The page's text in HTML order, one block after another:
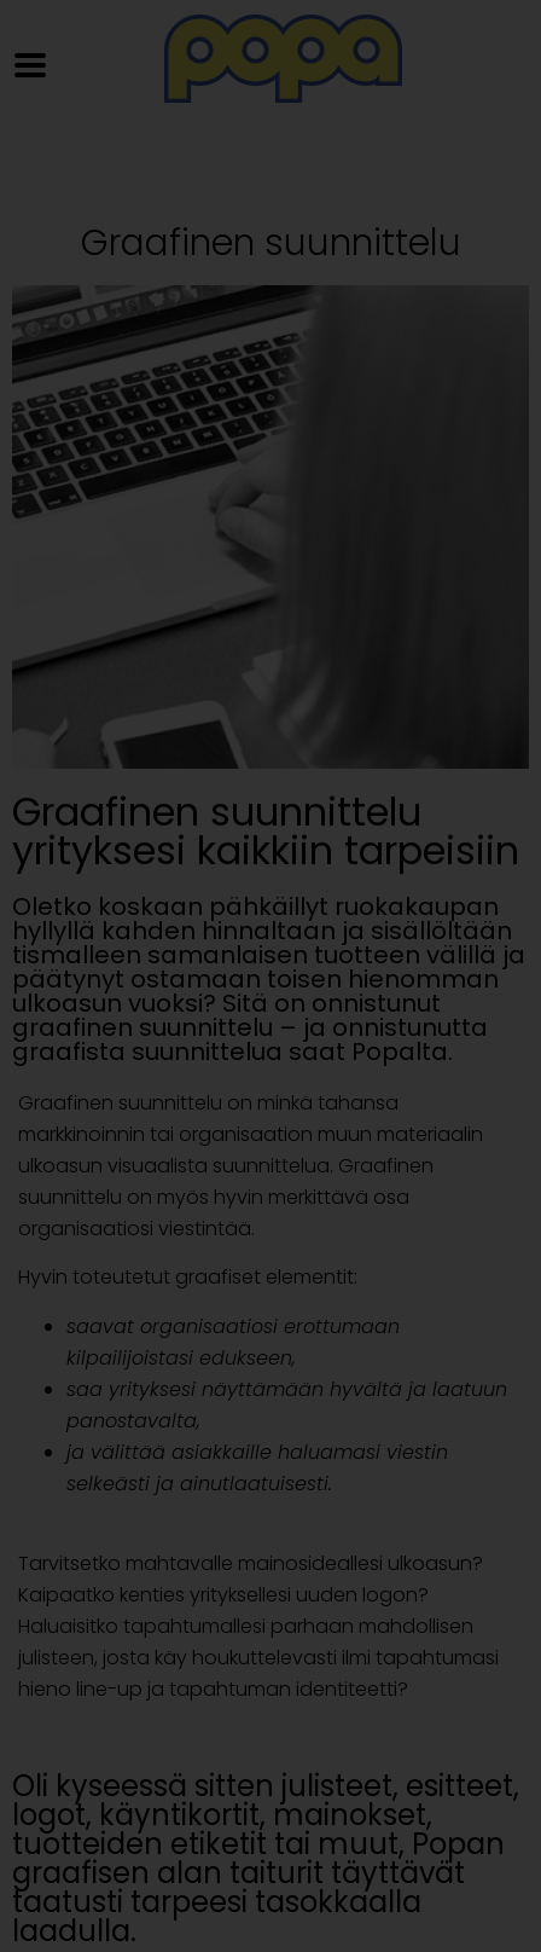
Graafinen suunnittelu
Graafinen suunnittelu
yrityksesi kaikkiin tarpeisiin
Oletko koskaan pähkäillyt ruokakaupan
hyllyllä kahden hinnaltaan ja sisällöltään
tismalleen samanlaisen tuotteen välillä ja
päätynyt ostamaan toisen hienomman
ulkoasun vuoksi? Sitä on onnistunut
graafinen suunnittelu – ja onnistunutta
graafista suunnittelua saat Popalta.
Graafinen suunnittelu on minkä tahansa
markkinoinnin tai organisaation muun materiaalin
ulkoasun visuaalista suunnittelua. Graafinen
suunnittelu on myös hyvin merkittävä osa
organisaatiosi viestintää.
Hyvin toteutetut graafiset elementit:
saavat organisaatiosi erottumaan
kilpailijoistasi edukseen,
saa yrityksesi näyttämään hyvältä ja laatuun
panostavalta,
ja välittää asiakkaille haluamasi viestin
selkeästi ja ainutlaatuisesti.
Tarvitsetko mahtavalle mainosideallesi ulkoasun?
Kaipaatko kenties yrityksellesi uuden logon?
Haluaisitko tapahtumallesi parhaan mahdollisen
julisteen, josta käy houkuttelevasti ilmi tapahtumasi
hieno line-up ja tapahtuman identiteetti?
Oli kyseessä sitten julisteet, esitteet,
logot, käyntikortit, mainokset,
tuotteiden etiketit tai muut, Popan
graafisen alan taiturit täyttävät
taatusti tarpeesi tasokkaalla
laadulla.